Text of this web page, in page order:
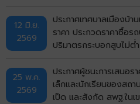
12 มิ.ย.
2569
ประกาศเทศบาลเมืองบ้า
ราคา ประกวดราคาซื้อ
ปริมาตรกระบอกสูบไม่
จำนวน 5 คัน ด้วยวิธีปร
bidding) ประกาศประกว
25 พ.ค.
2569
ประกาศผู้ชนะการเสนอร
เล็กและนักเรียนของสถ
เป็ด และสังกัด สพฐ.ในเ